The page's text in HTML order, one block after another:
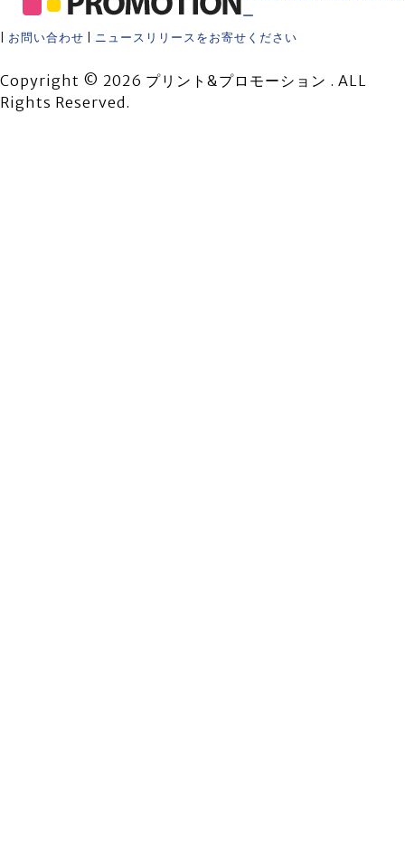
ー
お問い合わせ ニュースリリースをお寄せください
Copyright © 2026 プリント&プロモーション . ALL
Rights Reserved.